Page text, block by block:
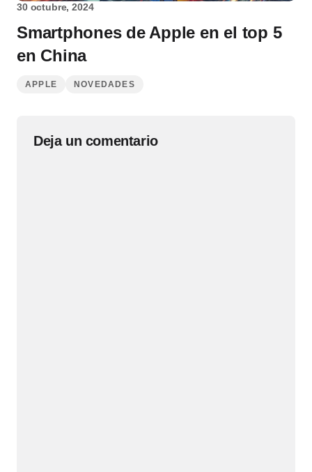
30 octubre, 2024
Smartphones de Apple en el top 5
en China
APPLE NOVEDADES
Deja un comentario